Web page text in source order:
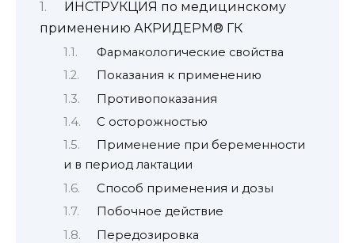
ИНСТРУКЦИЯ по медицинскому
применению АКРИДЕРМ® ГК
Фармакологические свойства
Показания к применению
Противопоказания
С осторожностью
Применение при беременности
и в период лактации
Способ применения и дозы
Побочное действие
Передозировка